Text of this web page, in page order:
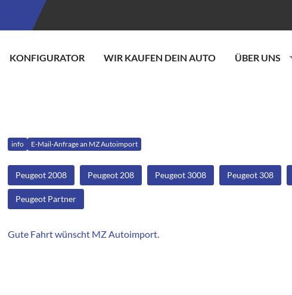
KONFIGURATOR WIR KAUFEN DEIN AUTO ÜBER UNS
info E-Mail-Anfrage an MZ Autoimport
Peugeot 2008 Peugeot 208 Peugeot 3008 Peugeot 308
Peugeot Partner
Gute Fahrt wünscht MZ Autoimport.